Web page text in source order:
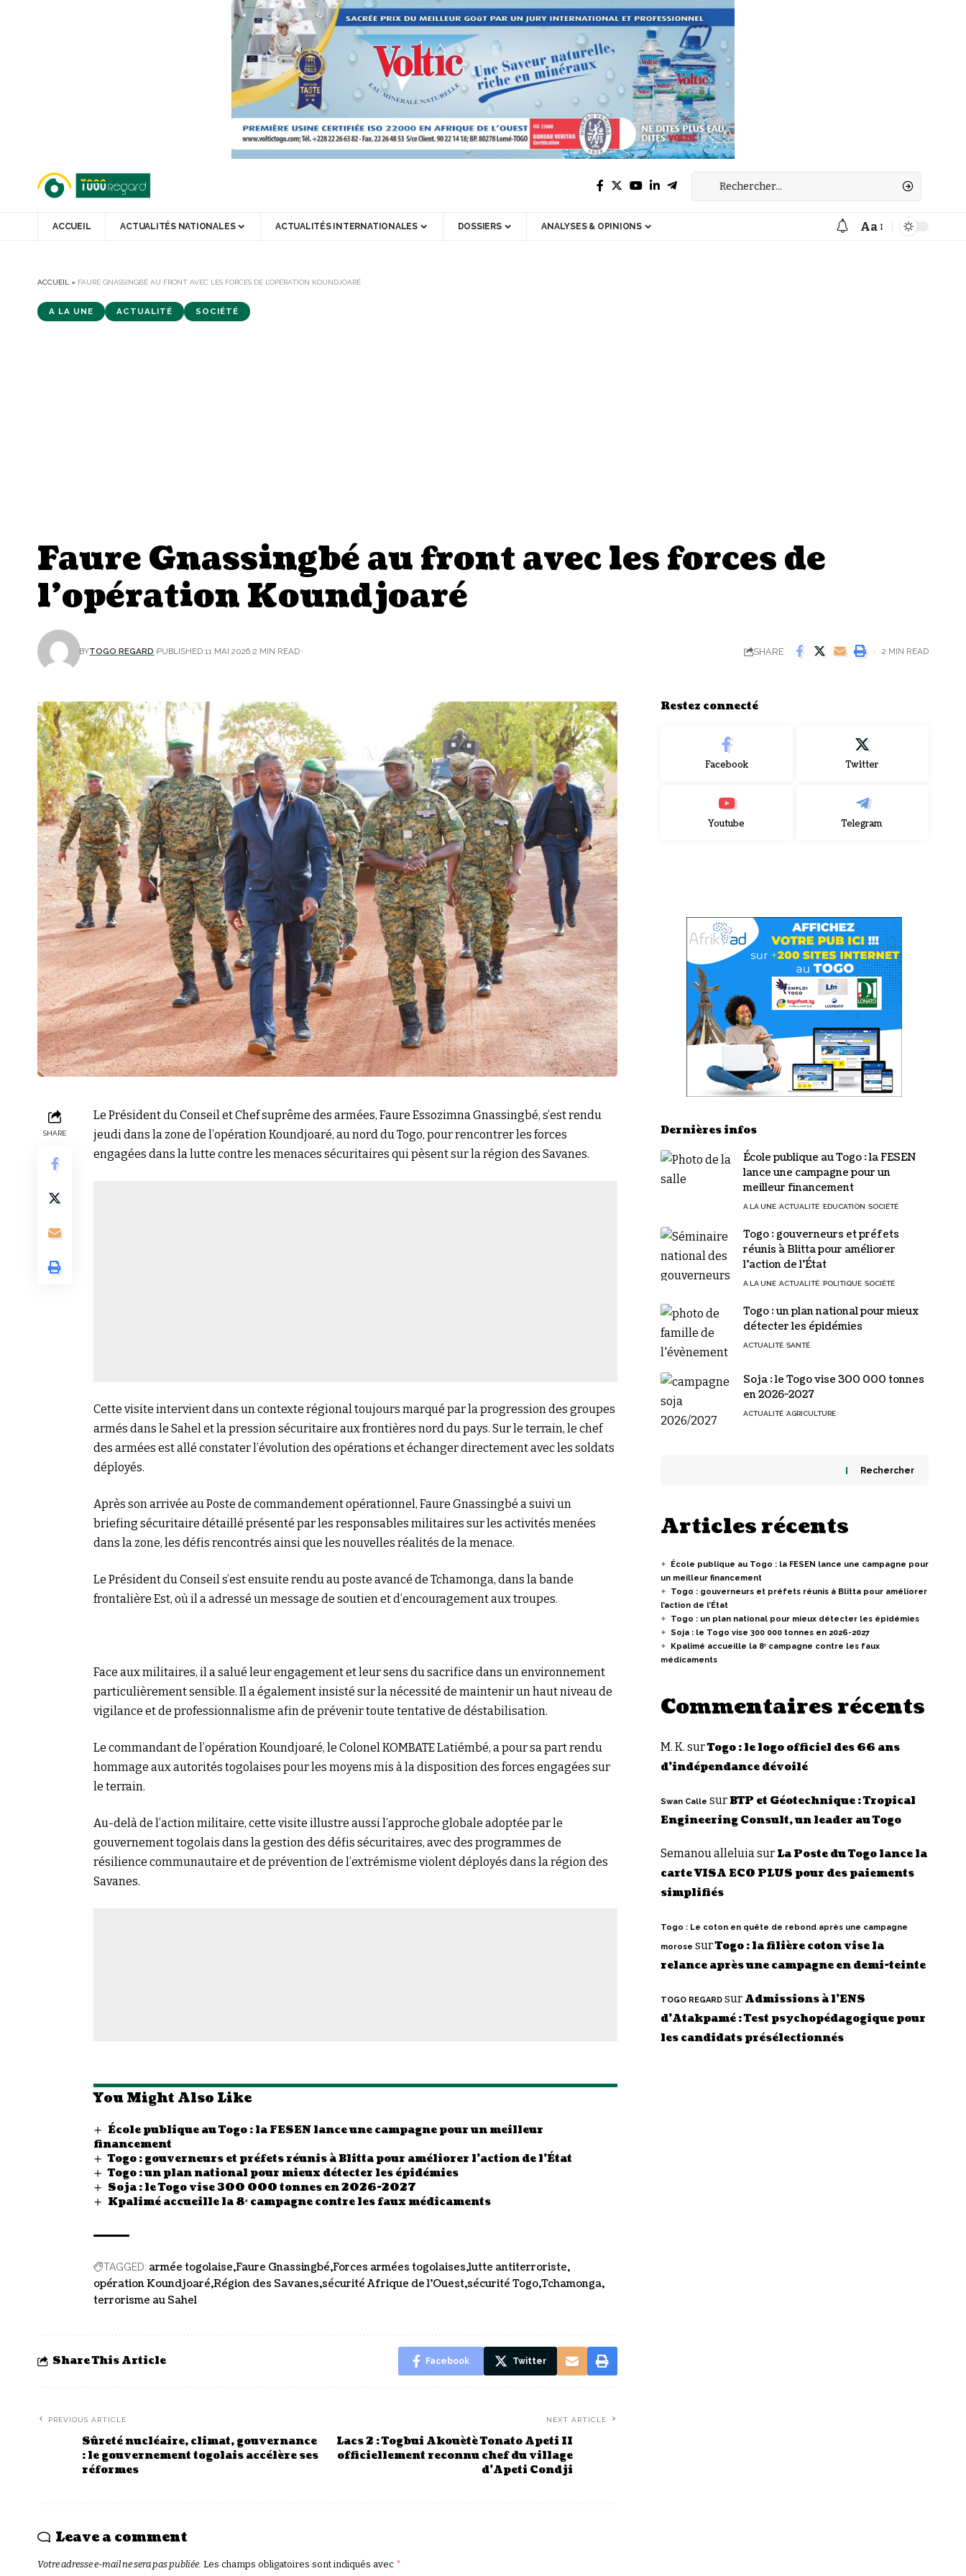
ACCUEIL ACTUALITÉS NATIONALES ACTUALITÉS INTERNATIONALES DOSSIERS ANALYSES & OPINIONS
Font
Aa
ACCUEIL » FAURE GNASSINGBÉ AU FRONT AVEC LES FORCES DE L’OPÉRATION KOUNDJOARÉ
A LA UNE ACTUALITÉ SOCIÉTÉ
Faure Gnassingbé au front avec les forces de
l’opération Koundjoaré
BYTOGO REGARD PUBLISHED 11 MAI 2026 2 MIN READ SHARE 2 MIN READ
SHARE
Le Président du Conseil et Chef suprême des armées, Faure Essozimna Gnassingbé, s’est rendu
jeudi dans la zone de l’opération Koundjoaré, au nord du Togo, pour rencontrer les forces
engagées dans la lutte contre les menaces sécuritaires qui pèsent sur la région des Savanes.
Cette visite intervient dans un contexte régional toujours marqué par la progression des groupes
armés dans le Sahel et la pression sécuritaire aux frontières nord du pays. Sur le terrain, le chef
des armées est allé constater l’évolution des opérations et échanger directement avec les soldats
déployés.
Après son arrivée au Poste de commandement opérationnel, Faure Gnassingbé a suivi un
briefing sécuritaire détaillé présenté par les responsables militaires sur les activités menées
dans la zone, les défis rencontrés ainsi que les nouvelles réalités de la menace.
Le Président du Conseil s’est ensuite rendu au poste avancé de Tchamonga, dans la bande
frontalière Est, où il a adressé un message de soutien et d’encouragement aux troupes.
Face aux militaires, il a salué leur engagement et leur sens du sacrifice dans un environnement
particulièrement sensible. Il a également insisté sur la nécessité de maintenir un haut niveau de
vigilance et de professionnalisme afin de prévenir toute tentative de déstabilisation.
Le commandant de l’opération Koundjoaré, le Colonel KOMBATE Latiémbé, a pour sa part rendu
hommage aux autorités togolaises pour les moyens mis à la disposition des forces engagées sur
le terrain.
Au-delà de l’action militaire, cette visite illustre aussi l’approche globale adoptée par le
gouvernement togolais dans la gestion des défis sécuritaires, avec des programmes de
résilience communautaire et de prévention de l’extrémisme violent déployés dans la région des
Savanes.
You Might Also Like
École publique au Togo : la FESEN lance une campagne pour un meilleur
financement
Togo : gouverneurs et préfets réunis à Blitta pour améliorer l’action de l’État
Togo : un plan national pour mieux détecter les épidémies
Soja : le Togo vise 300 000 tonnes en 2026-2027
Kpalimé accueille la 8ᵉ campagne contre les faux médicaments
TAGGED: armée togolaise Faure Gnassingbé Forces armées togolaises lutte antiterroriste
opération Koundjoaré Région des Savanes sécurité Afrique de l’Ouest sécurité Togo Tchamonga
terrorisme au Sahel
Share This Article Facebook Twitter
PREVIOUS ARTICLE
Sûreté nucléaire, climat, gouvernance
: le gouvernement togolais accélère ses
réformes
NEXT ARTICLE
Lacs 2 : Togbui Akouètè Tonato Apeti II
officiellement reconnu chef du village
d’Apeti Condji
Leave a comment
Votre adresse e-mail ne sera pas publiée. Les champs obligatoires sont indiqués avec *
Restez connecté
Facebook Twitter
Youtube Telegram
Dernières infos
École publique au Togo : la FESEN
lance une campagne pour un
meilleur financement
A LA UNE ACTUALITÉ EDUCATION SOCIÉTÉ
Togo : gouverneurs et préfets
réunis à Blitta pour améliorer
l’action de l’État
A LA UNE ACTUALITÉ POLITIQUE SOCIÉTÉ
Togo : un plan national pour mieux
détecter les épidémies
ACTUALITÉ SANTÉ
Soja : le Togo vise 300 000 tonnes
en 2026-2027
ACTUALITÉ AGRICULTURE
Rechercher
Articles récents
École publique au Togo : la FESEN lance une campagne pour
un meilleur financement
Togo : gouverneurs et préfets réunis à Blitta pour améliorer
l’action de l’État
Togo : un plan national pour mieux détecter les épidémies
Soja : le Togo vise 300 000 tonnes en 2026-2027
Kpalimé accueille la 8ᵉ campagne contre les faux
médicaments
Commentaires récents
M. K. surTogo : le logo officiel des 66 ans
d’indépendance dévoilé
Swan Calle surBTP et Géotechnique : Tropical
Engineering Consult, un leader au Togo
Semanou alleluiasur La Poste du Togo lance la
carte VISA ECO PLUS pour des paiements
simplifiés
Togo : Le coton en quête de rebond après une campagne
morose surTogo : la filière coton vise la
relance après une campagne en demi-teinte
TOGO REGARDsur Admissions à l’ENS
d’Atakpamé : Test psychopédagogique pour
les candidats présélectionnés